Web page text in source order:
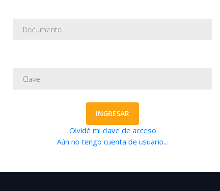
INGRESAR
Olvidé mi clave de acceso
Aún no tengo cuenta de usuario...